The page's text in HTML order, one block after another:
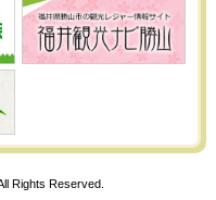
Rights Reserved.